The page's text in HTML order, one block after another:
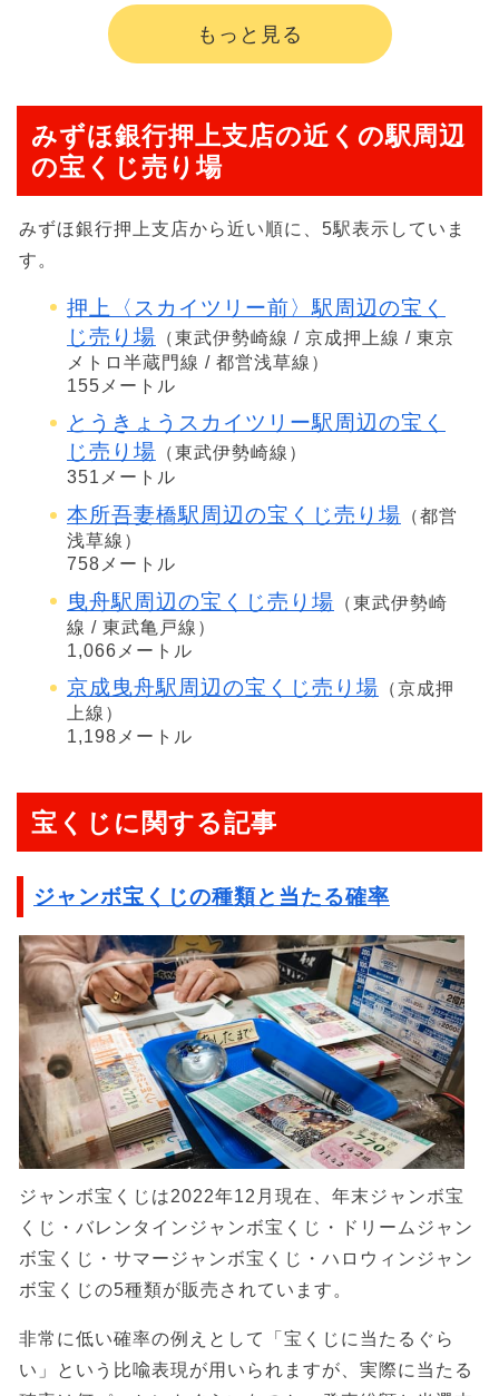
もっと見る
みずほ銀行押上支店の近くの駅周辺
の宝くじ売り場
みずほ銀行押上支店から近い順に、5駅表示していま
す。
押上〈スカイツリー前〉駅周辺の宝く
じ売り場 （東武伊勢崎線 / 京成押上線 / 東京
メトロ半蔵門線 / 都営浅草線）
155メートル
とうきょうスカイツリー駅周辺の宝く
じ売り場 （東武伊勢崎線）
351メートル
本所吾妻橋駅周辺の宝くじ売り場 （都営
浅草線）
758メートル
曳舟駅周辺の宝くじ売り場 （東武伊勢崎
線 / 東武亀戸線）
1,066メートル
京成曳舟駅周辺の宝くじ売り場 （京成押
上線）
1,198メートル
宝くじに関する記事
ジャンボ宝くじの種類と当たる確率
ジャンボ宝くじは2022年12月現在、年末ジャンボ宝
くじ・バレンタインジャンボ宝くじ・ドリームジャン
ボ宝くじ・サマージャンボ宝くじ・ハロウィンジャン
ボ宝くじの5種類が販売されています。
非常に低い確率の例えとして「宝くじに当たるぐら
い」という比喩表現が用いられますが、実際に当たる